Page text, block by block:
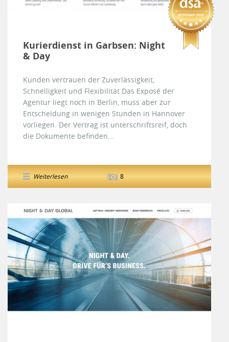
Kurierdienst in Garbsen: Night
& Day
Kunden vertrauen der Zuverlässigkeit,
Schnelligkeit und Flexibilität Das Exposé der
Agentur liegt noch in Berlin, muss aber zur
Entscheidung in wenigen Stunden in Hannover
vorliegen. Der Vertrag ist unterschriftsreif, doch
die Dokumente befinden...
Weiterlesen 8